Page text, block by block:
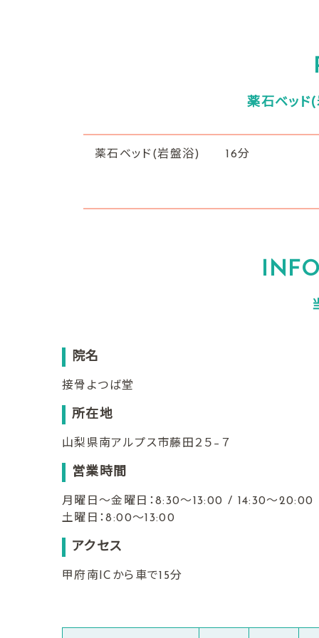
薬石ベッド
薬石ベッド(岩盤浴) 16分
院名
接骨よつば堂
所在地
山梨県南アルプス市藤田２５−７
営業時間
月曜日〜金曜日：8:30〜13:00 / 14:30〜20:00
土曜日：8:00〜13:00
アクセス
甲府南ICから車で15分